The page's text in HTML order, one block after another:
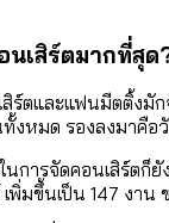
เสิร์ตมากที่สุด
สิร์ตและแฟนมีตติ้ง
งหมด รองลงมาคื
การจัดคอนเสิร์ตก็
เพิ่มขึ้นเป็น 147 ง